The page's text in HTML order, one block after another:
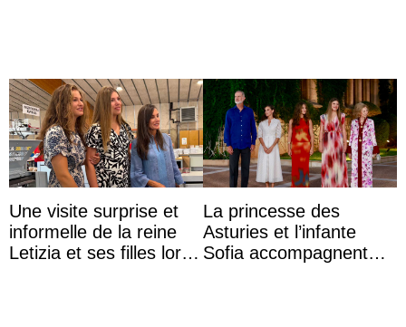
Une visite surprise et
informelle de la reine
Letizia et ses filles lors
La princesse des
Asturies et l’infante
Sofia accompagnent